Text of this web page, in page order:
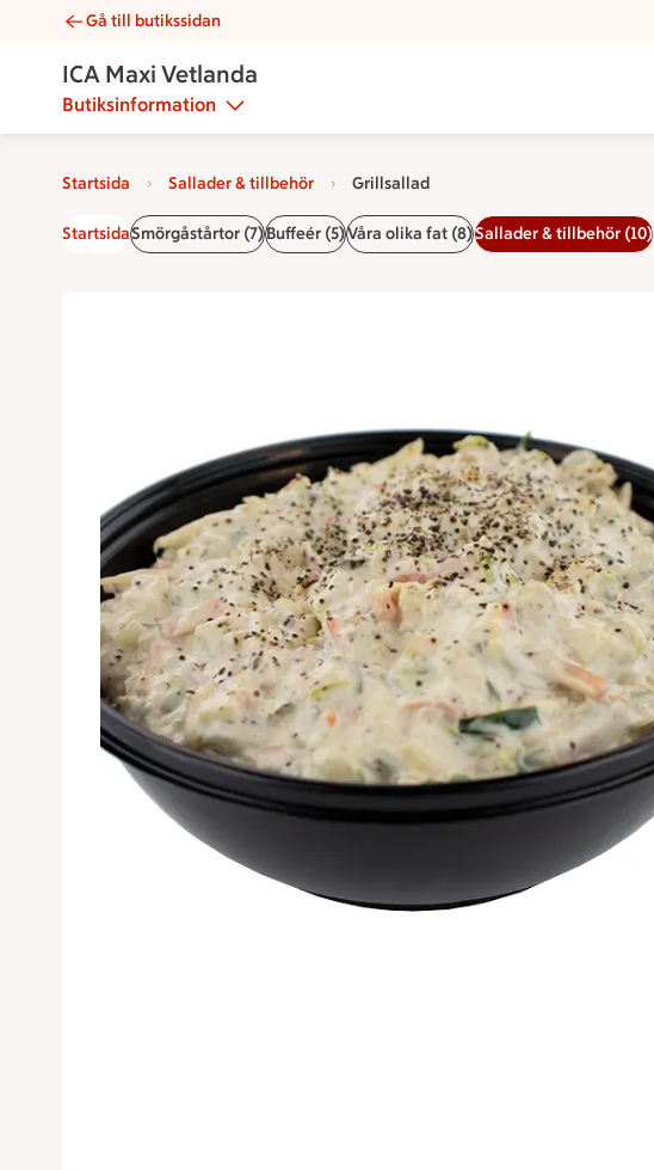
Grillsallad | Catering ICA Maxi Vetlanda
Gå till butikssidan
ICA Maxi Vetlanda
Butiksinformation
Startsida Sallader & tillbehör Grillsallad
StartsidaSmörgåstårtor (7)Buffeér (5)Våra olika fat (8)Sallader & tillbehör (10)